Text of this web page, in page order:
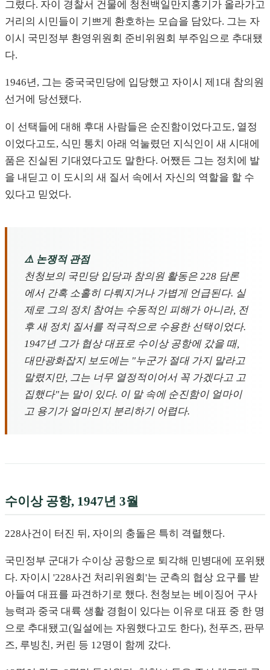
그렸다. 자이 경찰서 건물에 청천백일만지홍기가 올라가고
거리의 시민들이 기쁘게 환호하는 모습을 담았다. 그는 자
이시 국민정부 환영위원회 준비위원회 부주임으로 추대됐
다.
1946년, 그는 중국국민당에 입당했고 자이시 제1대 참의원
선거에 당선됐다.
이 선택들에 대해 후대 사람들은 순진함이었다고도, 열정
이었다고도, 식민 통치 아래 억눌렸던 지식인이 새 시대에
품은 진실된 기대였다고도 말한다. 어쨌든 그는 정치에 발
을 내딛고 이 도시의 새 질서 속에서 자신의 역할을 할 수
있다고 믿었다.
⚠️ 논쟁적 관점
천청보의 국민당 입당과 참의원 활동은 228 담론
에서 간혹 소홀히 다뤄지거나 가볍게 언급된다. 실
제로 그의 정치 참여는 수동적인 피해가 아니라, 전
후 새 정치 질서를 적극적으로 수용한 선택이었다.
1947년 그가 협상 대표로 수이상 공항에 갔을 때,
대만광화잡지 보도에는 "누군가 절대 가지 말라고
말렸지만, 그는 너무 열정적이어서 꼭 가겠다고 고
집했다"는 말이 있다. 이 말 속에 순진함이 얼마이
고 용기가 얼마인지 분리하기 어렵다.
수이상 공항, 1947년 3월
228사건이 터진 뒤, 자이의 충돌은 특히 격렬했다.
국민정부 군대가 수이상 공항으로 퇴각해 민병대에 포위됐
다. 자이시 '228사건 처리위원회'는 군측의 협상 요구를 받
아들여 대표를 파견하기로 했다. 천청보는 베이징어 구사
능력과 중국 대륙 생활 경험이 있다는 이유로 대표 중 한 명
으로 추대됐고(일설에는 자원했다고도 한다), 천푸즈, 판무
즈, 루빙친, 커린 등 12명이 함께 갔다.